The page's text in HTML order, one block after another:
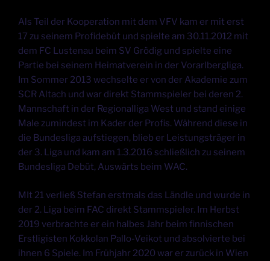
Als Teil der Kooperation mit dem VFV kam er mit erst
17 zu seinem Profidebüt und spielte am 30.11.2012 mit
dem FC Lustenau beim SV Grödig und spielte eine
Partie bei seinem Heimatverein in der Vorarlbergliga.
Im Sommer 2013 wechselte er von der Akademie zum
SCR Altach und war direkt Stammspieler bei deren 2.
Mannschaft in der Regionalliga West und stand einige
Male zumindest im Kader der Profis. Während diese in
die Bundesliga aufstiegen, blieb er Leistungsträger in
der 3. Liga und kam am 1.3.2016 schließlich zu seinem
Bundesliga Debüt, Auswärts beim WAC.
MIt 21 verließ Stefan erstmals das Ländle und wurde in
der 2. Liga beim FAC direkt Stammspieler. Im Herbst
2019 verbrachte er ein halbes Jahr beim finnischen
Erstligisten Kokkolan Pallo-Veikot und absolvierte bei
ihnen 6 Spiele. Im Frühjahr 2020 war er zurück in Wien